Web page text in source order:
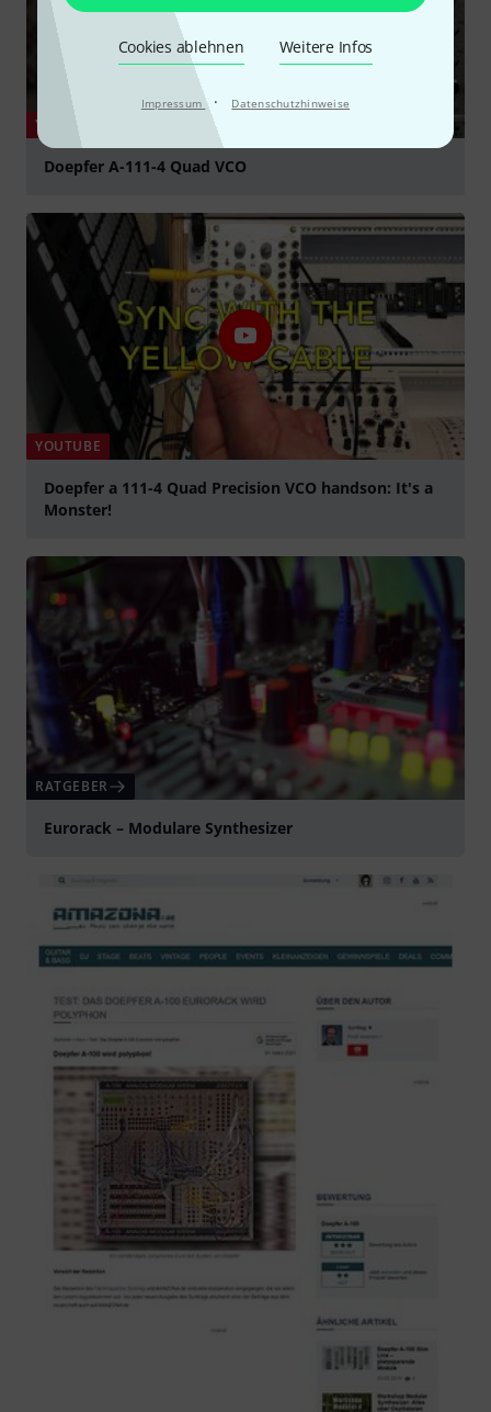
Cookies ablehnen Weitere Infos
Impressum · Datenschutzhinweise
YOUTUBE
Doepfer A-111-4 Quad VCO
YOUTUBE
Doepfer a 111-4 Quad Precision VCO handson: It's a
Monster!
RATGEBER
Eurorack – Modulare Synthesizer